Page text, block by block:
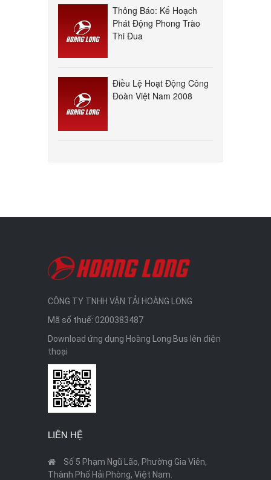
Thông Báo: Kế Hoạch
Phát Động Phong Trào
Thi Đua
Điều Lệ Hoạt Động Công
Đoàn Việt Nam 2008
CÔNG TY TNHH VẬN TẢI HOÀNG LONG
Mã số thuế: 0200383487
Download ứng dụng Hoàng Long Bus lên điện
thoại
LIÊN HỆ
Số 5 Phạm Ngũ Lão, Phường Gia Viên,
Thành Phố Hải Phòng, Việt Nam.